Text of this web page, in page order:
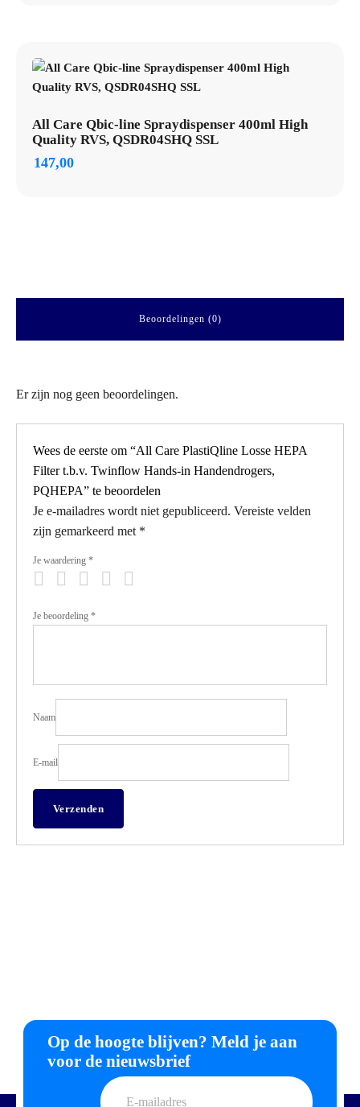
All Care Qbic-line Spraydispenser 400ml High
Quality RVS, QSDR04SHQ SSL
147,00
Beoordelingen (0)
Er zijn nog geen beoordelingen.
Wees de eerste om “All Care PlastiQline Losse HEPA
Filter t.b.v. Twinflow Hands-in Handendrogers,
PQHEPA” te beoordelen
Je e-mailadres wordt niet gepubliceerd. Vereiste velden
zijn gemarkeerd met *
Je waardering *
Je beoordeling *
Naam
E-mail
Op de hoogte blijven? Meld je aan
voor de nieuwsbrief
E-